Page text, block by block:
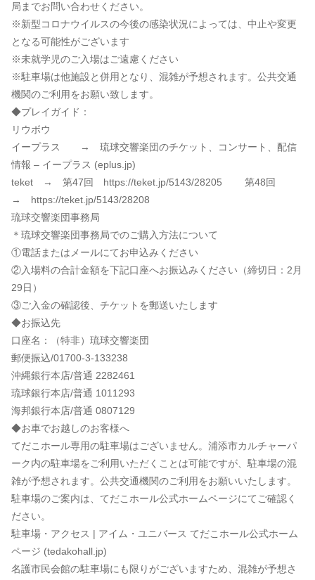
局までお問い合わせください。
※新型コロナウイルスの今後の感染状況によっては、中止や変更
となる可能性がございます
※未就学児のご入場はご遠慮ください
※駐車場は他施設と併用となり、混雑が予想されます。公共交通
機関のご利用をお願い致します。
◆プレイガイド：
リウボウ
イープラス → 琉球交響楽団のチケット、コンサート、配信
情報 – イープラス (eplus.jp)
teket → 第47回 https://teket.jp/5143/28205 第48回
→ https://teket.jp/5143/28208
琉球交響楽団事務局
＊琉球交響楽団事務局でのご購入方法について
①電話またはメールにてお申込みください
②入場料の合計金額を下記口座へお振込みください（締切日：2月
29日）
③ご入金の確認後、チケットを郵送いたします
◆お振込先
口座名：（特非）琉球交響楽団
郵便振込/01700-3-133238
沖縄銀行本店/普通 2282461
琉球銀行本店/普通 1011293
海邦銀行本店/普通 0807129
◆お車でお越しのお客様へ
てだこホール専用の駐車場はございません。浦添市カルチャーパ
ーク内の駐車場をご利用いただくことは可能ですが、駐車場の混
雑が予想されます。公共交通機関のご利用をお願いいたします。
駐車場のご案内は、てだこホール公式ホームページにてご確認く
ださい。
駐車場・アクセス | アイム・ユニバース てだこホール公式ホーム
ページ (tedakohall.jp)
名護市民会館の駐車場にも限りがございますため、混雑が予想さ